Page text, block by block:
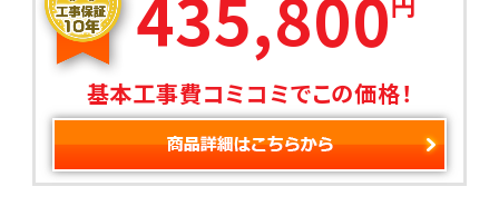
基本工事費コミコミでこの価格！